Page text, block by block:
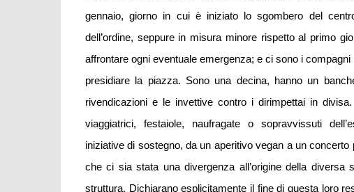
gennaio, giorno in cui è iniziato lo sgombero del
dell’ordine, seppure in misura minore rispetto al primo
affrontare ogni eventuale emergenza; e ci sono i
presidiare la piazza. Sono una decina, hanno un
rivendicazioni e le invettive contro i dirimpettai in
viaggiatrici, festaiole, naufragate o sopravvissuti
iniziative di sostegno, da un aperitivo vegan a un
che ci sia stata una divergenza all’origine della
struttura. Dichiarano esplicitamente il fine di questa loro